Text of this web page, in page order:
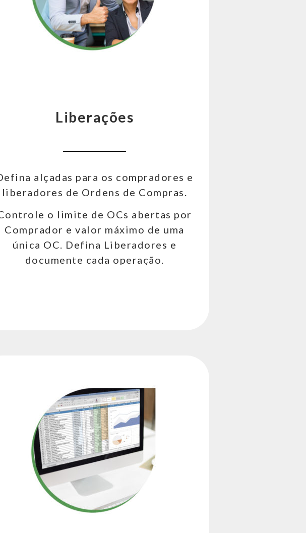
Liberações
alçadas para os compradores e
liberadores de Ordens de Compras.
o limite de OCs abertas por
Comprador e valor máximo de uma
única OC. Defina Liberadores e
documente cada operação.